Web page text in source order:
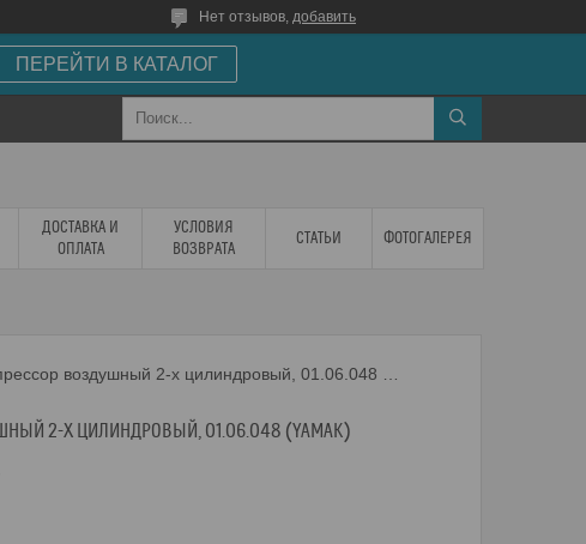
Нет отзывов, добавить
ПЕРЕЙТИ В КАТАЛОГ
ДОСТАВКА И
ОПЛАТА
УСЛОВИЯ
ВОЗВРАТА
СТАТЬИ ФОТОГАЛЕРЕЯ
2-Х ЦИЛИНДРОВЫЙ, 01.06.048 (YAMAK)